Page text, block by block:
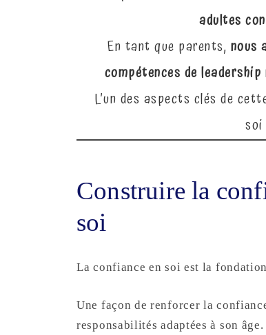
adultes
En tant que parents, nous
compétences de
L’un des aspects clés de
Construire la
soi
La confiance en soi est la
Une façon de renforcer la
responsabilités adaptées à son âge.